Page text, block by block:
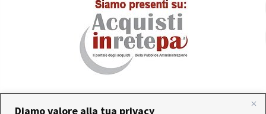
Diamo valore alla tua privacy